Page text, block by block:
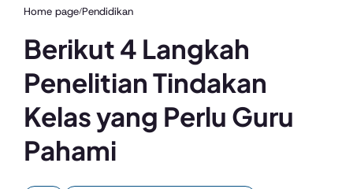
Home page/Pendidikan
Berikut 4 Langkah
Penelitian Tindakan
Kelas yang Perlu Guru
Pahami